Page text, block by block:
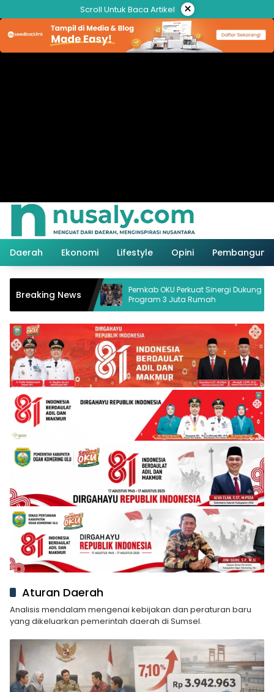
ke
konten
Scroll Untuk Baca Artikel ×
Daerah Ekonomi Lifestyle Opini
Breaking News
Desak
Pemkab OKU Perkuat Sinergi Dukung
Program 3 Juta Rumah
Aturan Daerah
Analisis mendalam mengenai kebijakan dan peraturan baru
yang dikeluarkan pemerintah daerah di Sumsel.